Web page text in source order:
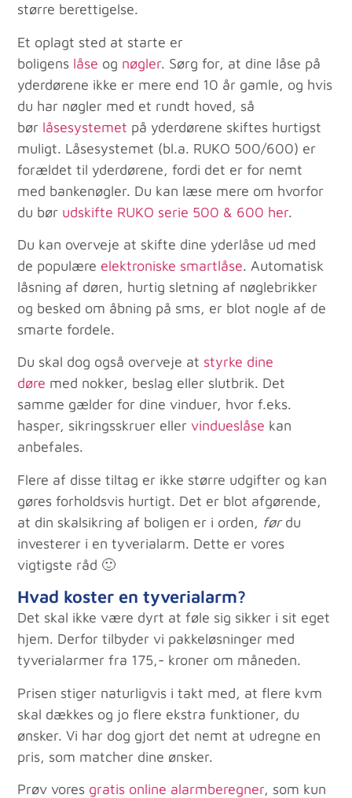
større berettigelse.
Et oplagt sted at starte er
boligens låse og nøgler. Sørg for, at dine låse på
yderdørene ikke er mere end 10 år gamle, og hvis
du har nøgler med et rundt hoved, så
bør låsesystemet på yderdørene skiftes hurtigst
muligt. Låsesystemet (bl.a. RUKO 500/600) er
forældet til yderdørene, fordi det er for nemt
med bankenøgler. Du kan læse mere om hvorfor
du bør udskifte RUKO serie 500 & 600 her.
Du kan overveje at skifte dine yderlåse ud med
de populære elektroniske smartlåse. Automatisk
låsning af døren, hurtig sletning af nøglebrikker
og besked om åbning på sms, er blot nogle af de
smarte fordele.
Du skal dog også overveje at styrke dine
døre med nokker, beslag eller slutbrik. Det
samme gælder for dine vinduer, hvor f.eks.
hasper, sikringsskruer ellervindueslåse kan
anbefales.
Flere af disse tiltag er ikke større udgifter og kan
gøres forholdsvis hurtigt. Det er blot afgørende,
at din skalsikring af boligen er i orden, førdu
investerer i en tyverialarm. Dette er vores
vigtigste råd 🙂
Hvad koster en tyverialarm?
Det skal ikke være dyrt at føle sig sikker i sit eget
hjem. Derfor tilbyder vi pakkeløsninger med
tyverialarmer fra 175,- kroner om måneden.
Prisen stiger naturligvis i takt med, at flere kvm
skal dækkes og jo flere ekstra funktioner, du
ønsker. Vi har dog gjort det nemt at udregne en
pris, som matcher dine ønsker.
Prøv vores gratis online alarmberegner, som kun